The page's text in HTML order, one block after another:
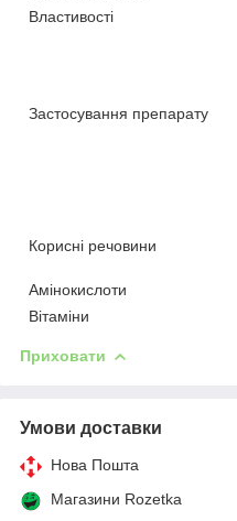
Властивості
Застосування препарату
Корисні речовини
Амінокислоти
Вітаміни
Приховати
Умови доставки
Нова Пошта
Магазини Rozetka